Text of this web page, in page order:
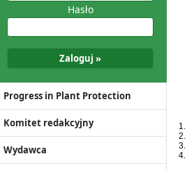
Hasło
Progress in Plant Protection
Komitet redakcyjny
Wydawca